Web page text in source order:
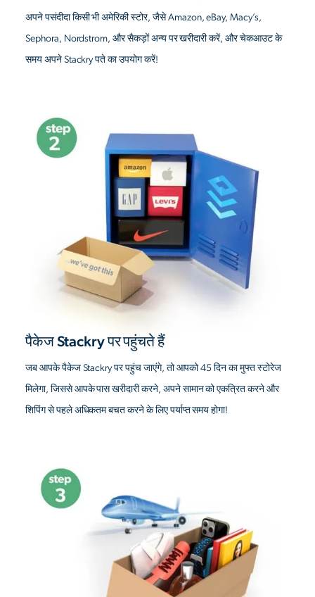
अपने पसंदीदा किसी भी अमेरिकी स्टोर, जैसे Amazon, eBay, Macy’s,
Sephora, Nordstrom, और सैकड़ों अन्य पर खरीदारी करें, और चेकआउट के
समय अपने Stackry पते का उपयोग करें!
पैकेज Stackry पर पहुंचते हैं
जब आपके पैकेज Stackry पर पहुंच जाएंगे, तो आपको 45 दिन का मुफ्त स्टोरेज
मिलेगा, जिससे आपके पास खरीदारी करने, अपने सामान को एकत्रित करने और
शिपिंग से पहले अधिकतम बचत करने के लिए पर्याप्त समय होगा!